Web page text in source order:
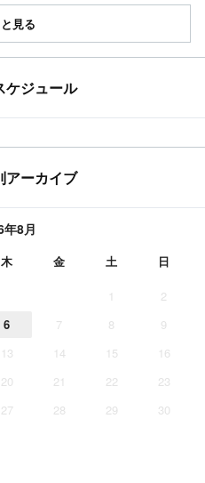
見る
ケジュール
アーカイブ
8月
木 金 土 日
1
2
6 7 8
9
13 14 15
16
20 21 22
23
27 28 29
30